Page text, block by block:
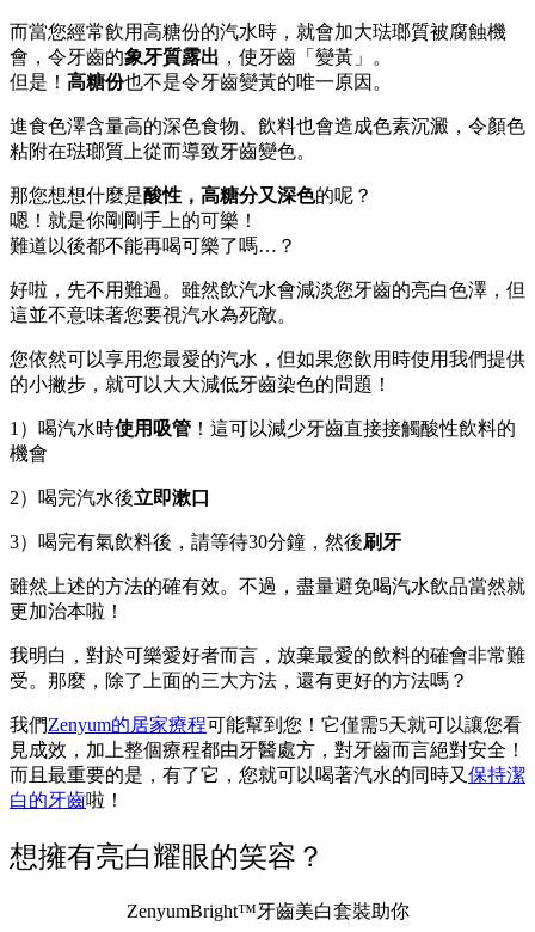
而當您經常飲用高糖份的汽水時，就會加大琺瑯質被腐蝕機
會，令牙齒的象牙質露出 ，使牙齒「變黃」。
但是！ 高糖份也不是令牙齒變黃的唯一原因。
進食色澤含量高的深色食物、飲料也會造成色素沉澱，令顏色
粘附在琺瑯質上從而導致牙齒變色。
那您想想什麼是酸性，高糖分又深色的呢？
嗯！就是你剛剛手上的可樂！
難道以後都不能再喝可樂了嗎…？
好啦，先不用難過。雖然飲汽水會減淡您牙齒的亮白色澤，但
這並不意味著您要視汽水為死敵。
您依然可以享用您最愛的汽水，但如果您飲用時使用我們提供
的小撇步，就可以大大減低牙齒染色的問題！
1）喝汽水時使用吸管 ！這可以減少牙齒直接接觸酸性飲料的
機會
2）喝完汽水後立即漱口
3）喝完有氣飲料後，請等待30分鐘，然後刷牙
雖然上述的方法的確有效。不過，盡量避免喝汽水飲品當然就
更加治本啦！
我明白，對於可樂愛好者而言，放棄最愛的飲料的確會非常難
受。那麼，除了上面的三大方法，還有更好的方法嗎？
我們Zenyum的居家療程可能幫到您！它僅需5天就可以讓您看
見成效，加上整個療程都由牙醫處方，對牙齒而言絕對安全！
而且最重要的是，有了它，您就可以喝著汽水的同時又 保持潔
白的牙齒啦！
想擁有亮白耀眼的笑容？
ZenyumBright™牙齒美白套裝助你